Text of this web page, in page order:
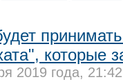
которые
2019 года, 21:42